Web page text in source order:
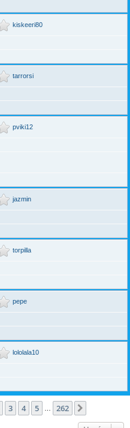
kiskeeri80
tarrorsi
pviki12
jazmin
torpilla
pepe
lololala10
262
3 4 5 262